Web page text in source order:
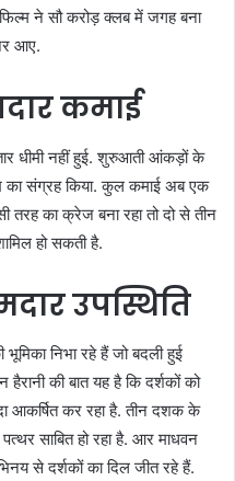
ने सौ करोड़ क्लब में जगह बना
आए.
कमाई
धीमी नहीं हुई. शुरुआती आंकड़ों के
का संग्रह किया. कुल कमाई अब एक
का क्रेज बना रहा तो दो से तीन
हो सकती है.
उपस्थिति
निभा रहे हैं जो बदली हुई
की बात यह है कि दर्शकों को
आकर्षित कर रहा है. तीन दशक के
साबित हो रहा है. आर माधवन
से दर्शकों का दिल जीत रहे हैं.